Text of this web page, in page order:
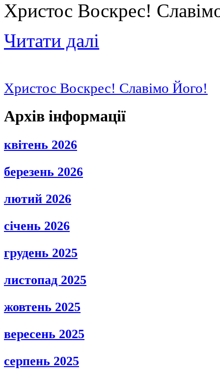
Христос Воскрес!
Читати далі
Христос Воскрес! Славімо Його!
Архів інформації
квітень 2026
березень 2026
лютий 2026
січень 2026
грудень 2025
листопад 2025
жовтень 2025
вересень 2025
серпень 2025